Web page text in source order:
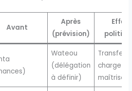
Avant
Après
(prévision)
Effet
Wateou
(délégation
à définir)
Transfert
charge
maîtrisé